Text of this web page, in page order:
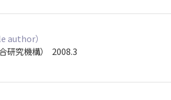
author）
研究機構） 2008.3